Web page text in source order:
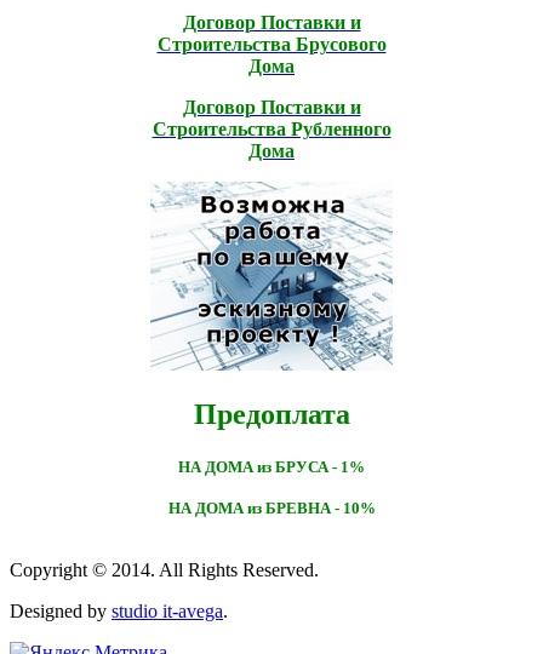
Договор Поставки и
Строительcтва Брусового
Дома
Договор Поставки и
Строительcтва Рубленного
Дома
Предоплата
НА ДОМА из БРУСА - 1%
НА ДОМА из БРЕВНА - 10%
Copyright © 2014. All Rights Reserved.
Designed by studio it-avega.